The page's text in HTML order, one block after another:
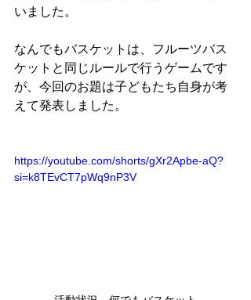
いました。
なんでもバスケットは、フルーツバス
ケットと同じルールで行うゲームです
が、今回のお題は子どもたち自身が考
えて発表しました。
https://youtube.com/shorts/gXr2Apbe-aQ?
si=k8TEvCT7pWq9nP3V